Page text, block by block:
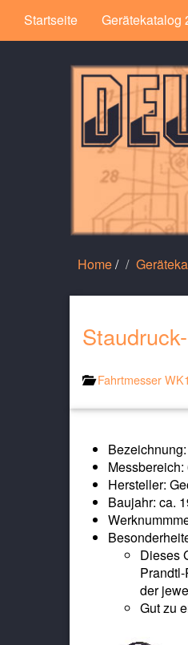
Startseite Gerätekatalog
Home/
Fahrtmesser WK1
Hersteller:
Baujahr: ca.
Dieses
der
Gut zu